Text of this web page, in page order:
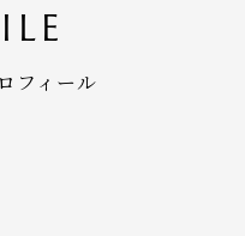
フィール